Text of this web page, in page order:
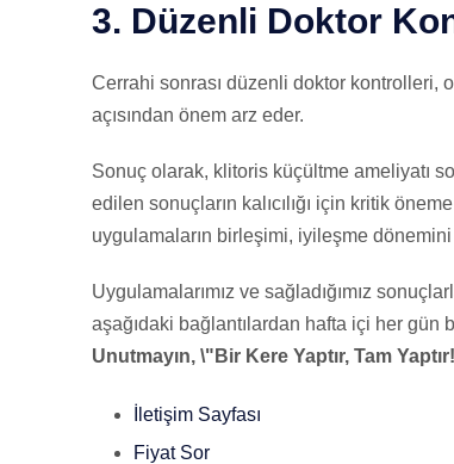
3. Düzenli Doktor
Cerrahi sonrası düzenli doktor kontrolleri,
açısından önem arz eder.
Sonuç olarak, klitoris küçültme ameliyatı
edilen sonuçların kalıcılığı için kritik
uygulamaların birleşimi, iyileşme
Uygulamalarımız ve sağladığımız
aşağıdaki bağlantılardan hafta içi her gün
Unutmayın, \"Bir Kere Yaptır, Tam
İletişim Sayfası
Fiyat Sor